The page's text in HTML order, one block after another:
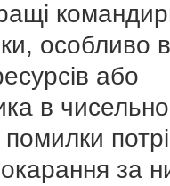
особливо в
або
в
за